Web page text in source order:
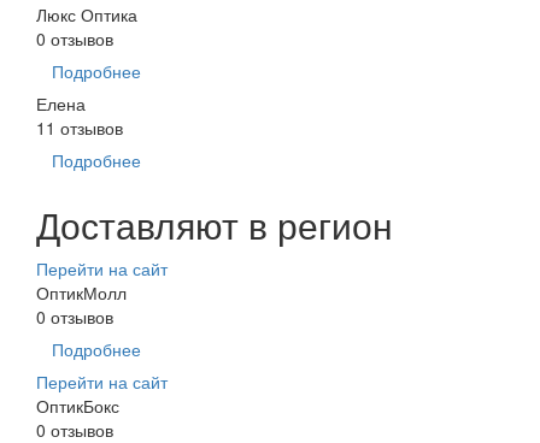
Люкс Оптика
0 отзывов
Подробнее
Елена
11 отзывов
Подробнее
Доставляют в регион
Перейти на сайт
ОптикМолл
0 отзывов
Подробнее
Перейти на сайт
ОптикБокс
0 отзывов